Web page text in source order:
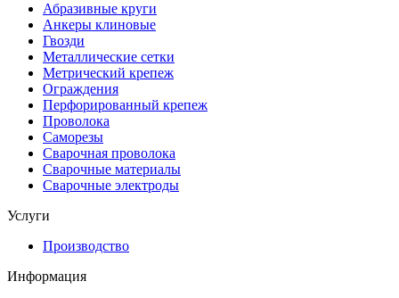
Абразивные круги
Анкеры клиновые
Гвозди
Металлические сетки
Метрический крепеж
Ограждения
Перфорированный крепеж
Проволока
Саморезы
Сварочная проволока
Сварочные материалы
Сварочные электроды
Услуги
Производство
Информация